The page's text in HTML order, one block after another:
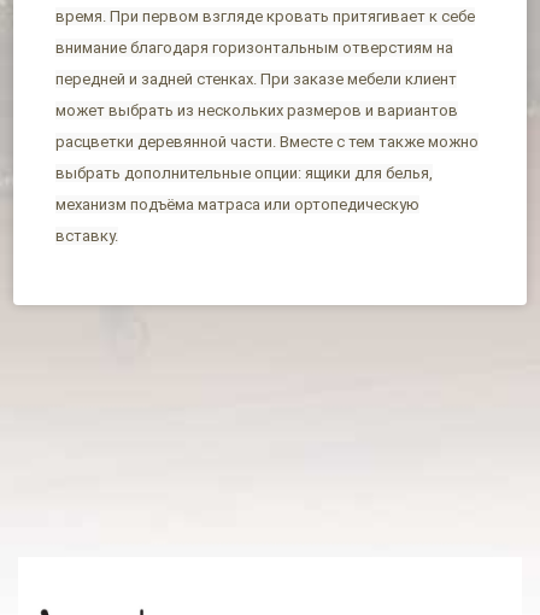
время. При первом взгляде кровать притягивает к себе
внимание благодаря горизонтальным отверстиям на
передней и задней стенках. При заказе мебели клиент
может выбрать из нескольких размеров и вариантов
расцветки деревянной части. Вместе с тем также можно
выбрать дополнительные опции: ящики для белья,
механизм подъёма матраса или ортопедическую
вставку.